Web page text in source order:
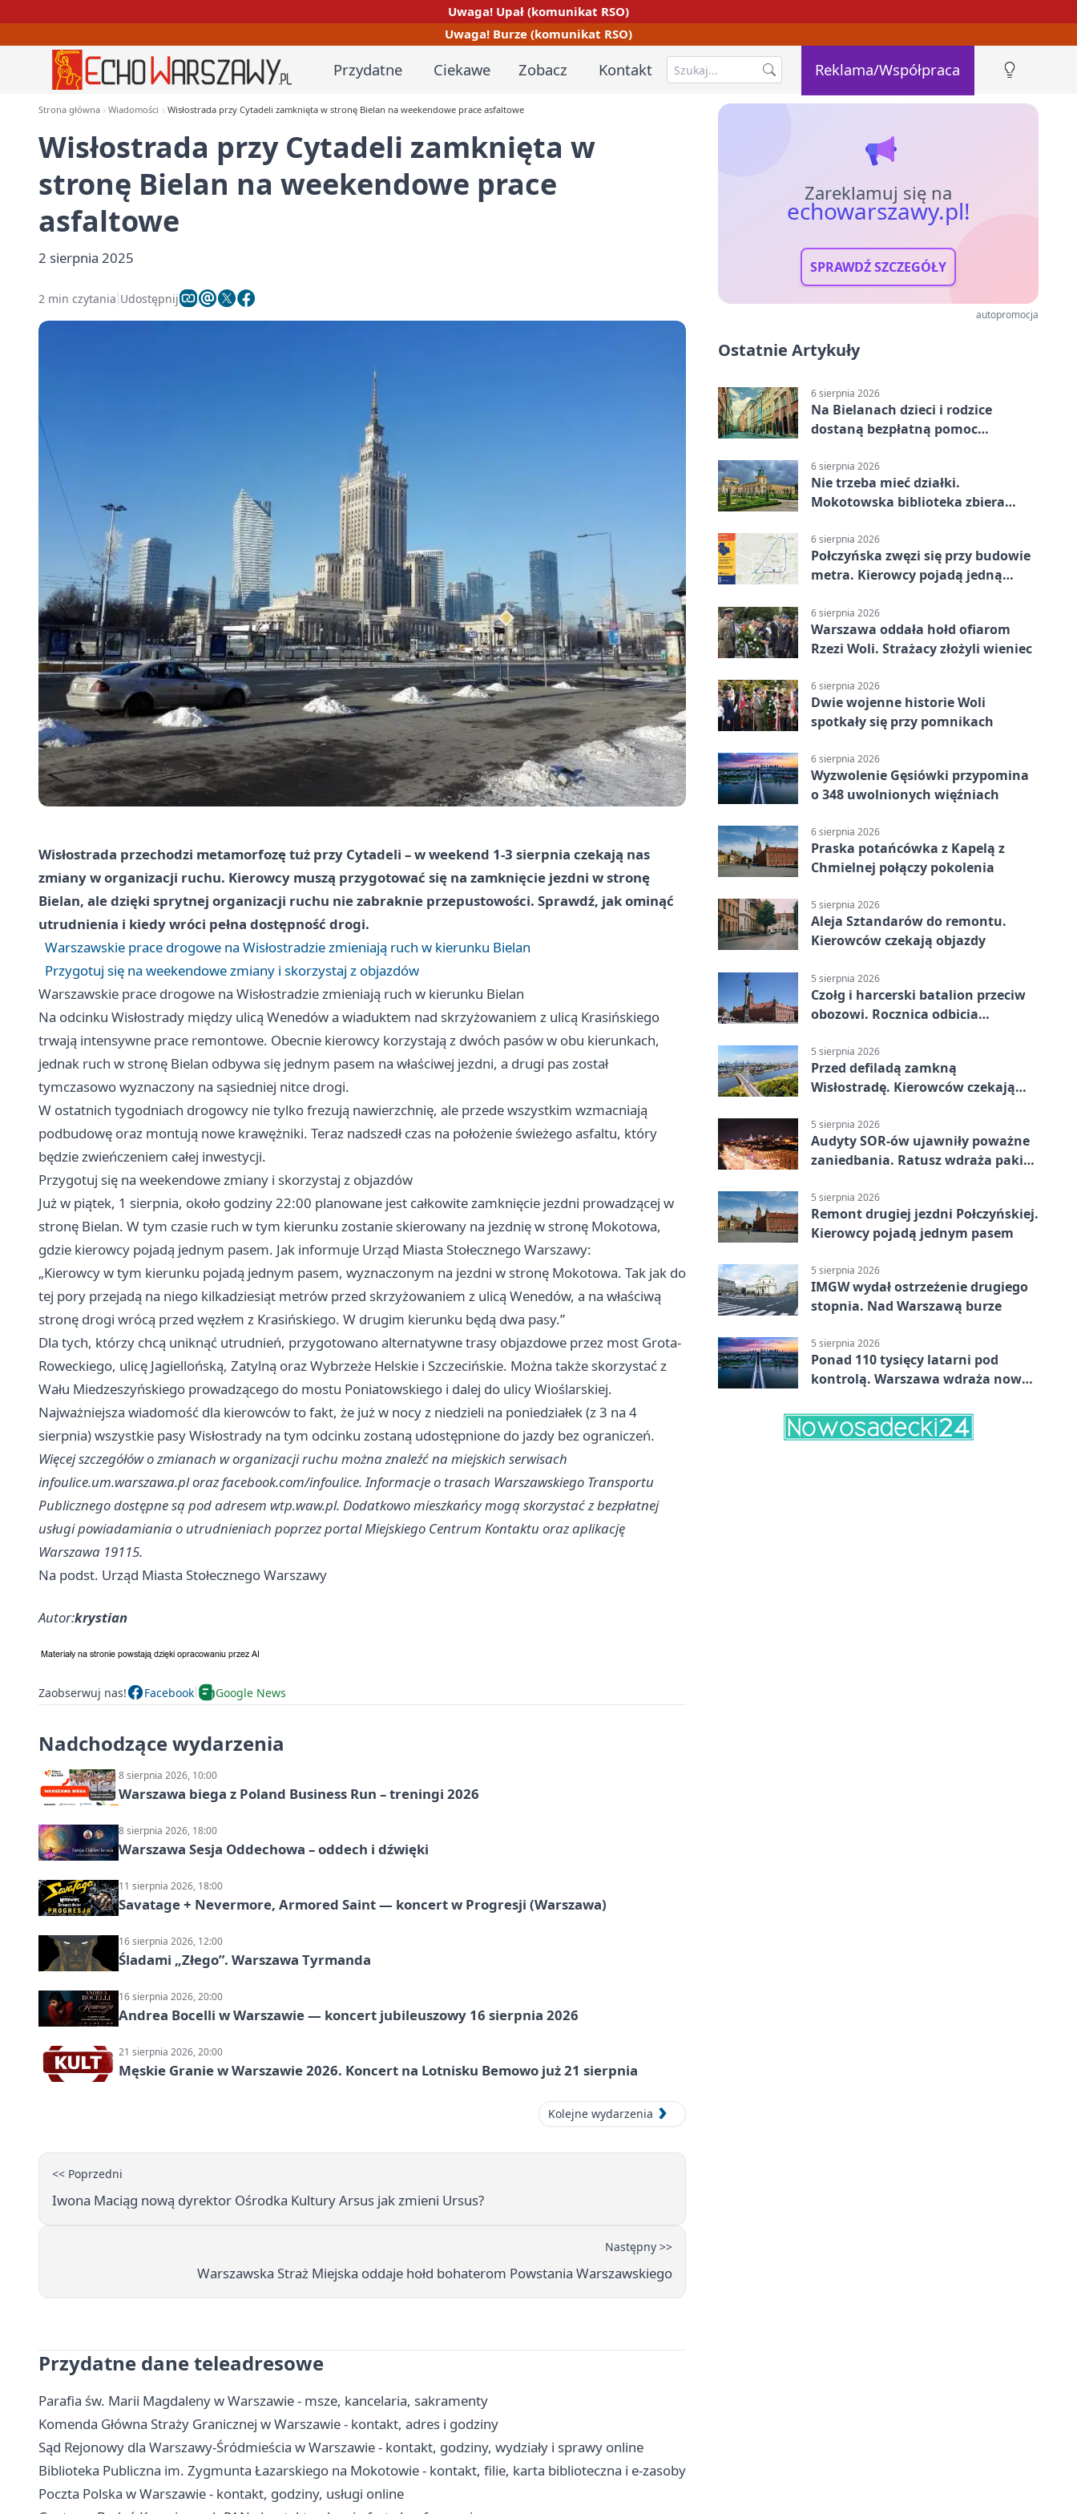
Uwaga! Upał (komunikat RSO)
Uwaga! Burze (komunikat RSO)
Przydatne Ciekawe Zobacz Kontakt Reklama/Współpraca
Strona główna Wiadomości Wisłostrada przy Cytadeli zamknięta w stronę Bielan na weekendowe prace asfaltowe
Wisłostrada przy Cytadeli zamknięta w
stronę Bielan na weekendowe prace
asfaltowe
2 sierpnia 2025
2 min czytania Udostępnij
Wisłostrada przechodzi metamorfozę tuż przy Cytadeli – w weekend 1-3 sierpnia czekają nas
zmiany w organizacji ruchu. Kierowcy muszą przygotować się na zamknięcie jezdni w stronę
Bielan, ale dzięki sprytnej organizacji ruchu nie zabraknie przepustowości. Sprawdź, jak ominąć
utrudnienia i kiedy wróci pełna dostępność drogi.
Warszawskie prace drogowe na Wisłostradzie zmieniają ruch w kierunku Bielan
Przygotuj się na weekendowe zmiany i skorzystaj z objazdów
Warszawskie prace drogowe na Wisłostradzie zmieniają ruch w kierunku Bielan
Na odcinku Wisłostrady między ulicą Wenedów a wiaduktem nad skrzyżowaniem z ulicą Krasińskiego
trwają intensywne prace remontowe. Obecnie kierowcy korzystają z dwóch pasów w obu kierunkach,
jednak ruch w stronę Bielan odbywa się jednym pasem na właściwej jezdni, a drugi pas został
tymczasowo wyznaczony na sąsiedniej nitce drogi.
W ostatnich tygodniach drogowcy nie tylko frezują nawierzchnię, ale przede wszystkim wzmacniają
podbudowę oraz montują nowe krawężniki. Teraz nadszedł czas na położenie świeżego asfaltu, który
będzie zwieńczeniem całej inwestycji.
Przygotuj się na weekendowe zmiany i skorzystaj z objazdów
Już w piątek, 1 sierpnia, około godziny 22:00 planowane jest całkowite zamknięcie jezdni prowadzącej w
stronę Bielan. W tym czasie ruch w tym kierunku zostanie skierowany na jezdnię w stronę Mokotowa,
gdzie kierowcy pojadą jednym pasem. Jak informuje Urząd Miasta Stołecznego Warszawy:
„Kierowcy w tym kierunku pojadą jednym pasem, wyznaczonym na jezdni w stronę Mokotowa. Tak jak do
tej pory przejadą na niego kilkadziesiąt metrów przed skrzyżowaniem z ulicą Wenedów, a na właściwą
stronę drogi wrócą przed węzłem z Krasińskiego. W drugim kierunku będą dwa pasy.”
Dla tych, którzy chcą uniknąć utrudnień, przygotowano alternatywne trasy objazdowe przez most Grota-
Roweckiego, ulicę Jagiellońską, Zatylną oraz Wybrzeże Helskie i Szczecińskie. Można także skorzystać z
Wału Miedzeszyńskiego prowadzącego do mostu Poniatowskiego i dalej do ulicy Wioślarskiej.
Najważniejsza wiadomość dla kierowców to fakt, że już w nocy z niedzieli na poniedziałek (z 3 na 4
sierpnia) wszystkie pasy Wisłostrady na tym odcinku zostaną udostępnione do jazdy bez ograniczeń.
Więcej szczegółów o zmianach w organizacji ruchu można znaleźć na miejskich serwisach
infoulice.um.warszawa.pl oraz facebook.com/infoulice. Informacje o trasach Warszawskiego Transportu
Publicznego dostępne są pod adresem wtp.waw.pl. Dodatkowo mieszkańcy mogą skorzystać z bezpłatnej
usługi powiadamiania o utrudnieniach poprzez portal Miejskiego Centrum Kontaktu oraz aplikację
Warszawa 19115.
Na podst. Urząd Miasta Stołecznego Warszawy
Autor:krystian
Zaobserwuj nas! Facebook Google News
Nadchodzące wydarzenia
8 sierpnia 2026, 10:00
Warszawa biega z Poland Business Run – treningi 2026
8 sierpnia 2026, 18:00
Warszawa Sesja Oddechowa – oddech i dźwięki
11 sierpnia 2026, 18:00
Savatage + Nevermore, Armored Saint — koncert w Progresji (Warszawa)
16 sierpnia 2026, 12:00
Śladami „Złego”. Warszawa Tyrmanda
16 sierpnia 2026, 20:00
Andrea Bocelli w Warszawie — koncert jubileuszowy 16 sierpnia 2026
21 sierpnia 2026, 20:00
Męskie Granie w Warszawie 2026. Koncert na Lotnisku Bemowo już 21 sierpnia
Kolejne wydarzenia
<< Poprzedni
Iwona Maciąg nową dyrektor Ośrodka Kultury Arsus jak zmieni Ursus?
Następny >>
Warszawska Straż Miejska oddaje hołd bohaterom Powstania Warszawskiego
Przydatne dane teleadresowe
Parafia św. Marii Magdaleny w Warszawie - msze, kancelaria, sakramenty
Komenda Główna Straży Granicznej w Warszawie - kontakt, adres i godziny
Sąd Rejonowy dla Warszawy-Śródmieścia w Warszawie - kontakt, godziny, wydziały i sprawy online
Biblioteka Publiczna im. Zygmunta Łazarskiego na Mokotowie - kontakt, filie, karta biblioteczna i e-zasoby
Poczta Polska w Warszawie - kontakt, godziny, usługi online
Zareklamuj się na
echowarszawy.pl!
SPRAWDŹ SZCZEGÓŁY
autopromocja
Ostatnie Artykuły
6 sierpnia 2026
Na Bielanach dzieci i rodzice
dostaną bezpłatną pomoc
6 sierpnia 2026
Nie trzeba mieć działki.
Mokotowska biblioteka zbiera
6 sierpnia 2026
Połczyńska zwęzi się przy budowie
metra. Kierowcy pojadą jedną
6 sierpnia 2026
Warszawa oddała hołd ofiarom
Rzezi Woli. Strażacy złożyli wieniec
6 sierpnia 2026
Dwie wojenne historie Woli
spotkały się przy pomnikach
6 sierpnia 2026
Wyzwolenie Gęsiówki przypomina
o 348 uwolnionych więźniach
6 sierpnia 2026
Praska potańcówka z Kapelą z
Chmielnej połączy pokolenia
5 sierpnia 2026
Aleja Sztandarów do remontu.
Kierowców czekają objazdy
5 sierpnia 2026
Czołg i harcerski batalion przeciw
obozowi. Rocznica odbicia
5 sierpnia 2026
Przed defiladą zamkną
Wisłostradę. Kierowców czekają
5 sierpnia 2026
Audyty SOR-ów ujawniły poważne
zaniedbania. Ratusz wdraża pakiet
5 sierpnia 2026
Remont drugiej jezdni Połczyńskiej.
Kierowcy pojadą jednym pasem
5 sierpnia 2026
IMGW wydał ostrzeżenie drugiego
stopnia. Nad Warszawą burze
5 sierpnia 2026
Ponad 110 tysięcy latarni pod
kontrolą. Warszawa wdraża nowy